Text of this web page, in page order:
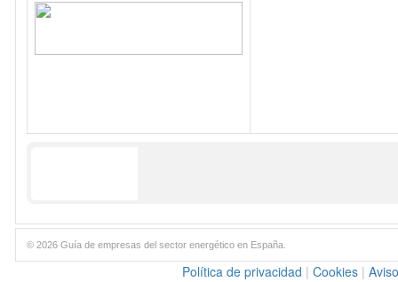
© 2026 Guía de empresas del sector energético en España.
Política de privacidad | Cookies |